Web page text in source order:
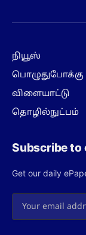
நியூஸ்
பொழுதுபோக்கு
விளையாட்டு
தொழில்நுட்பம்
Subscribe to
Get our daily